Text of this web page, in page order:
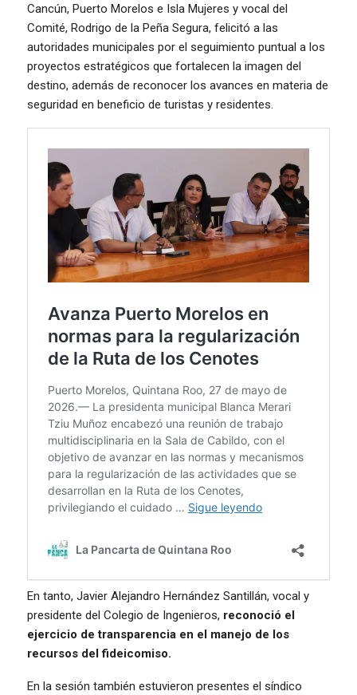
Cancún, Puerto Morelos e Isla Mujeres y vocal del
Comité, Rodrigo de la Peña Segura, felicitó a las
autoridades municipales por el seguimiento puntual a los
proyectos estratégicos que fortalecen la imagen del
destino, además de reconocer los avances en materia de
seguridad en beneficio de turistas y residentes.
En tanto, Javier Alejandro Hernández Santillán, vocal y
presidente del Colegio de Ingenieros, reconoció el
ejercicio de transparencia en el manejo de los
recursos del fideicomiso.
En la sesión también estuvieron presentes el síndico